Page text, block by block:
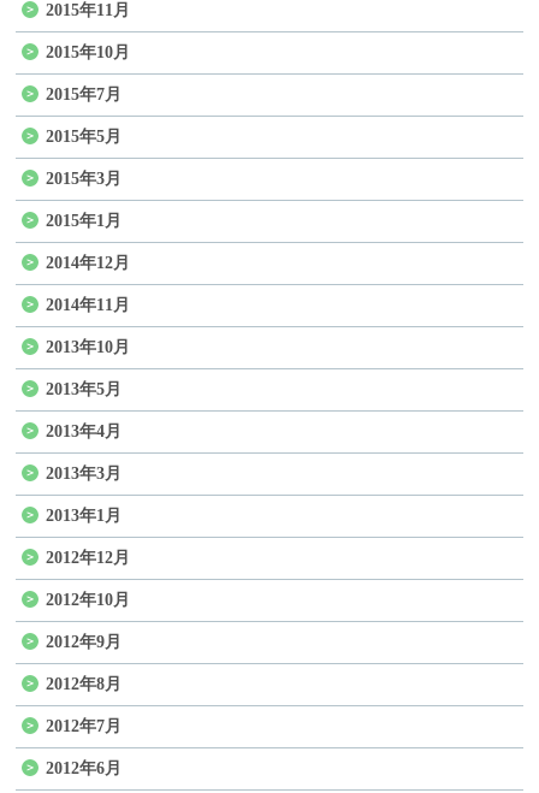
2015年11月
2015年10月
2015年7月
2015年5月
2015年3月
2015年1月
2014年12月
2014年11月
2013年10月
2013年5月
2013年4月
2013年3月
2013年1月
2012年12月
2012年10月
2012年9月
2012年8月
2012年7月
2012年6月